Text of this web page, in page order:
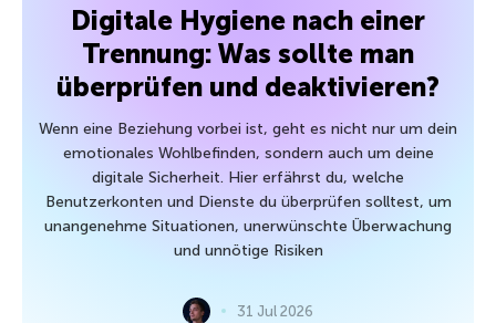
Digitale Hygiene nach einer
Trennung: Was sollte man
überprüfen und deaktivieren?
Wenn eine Beziehung vorbei ist, geht es nicht nur um dein
emotionales Wohlbefinden, sondern auch um deine
digitale Sicherheit. Hier erfährst du, welche
Benutzerkonten und Dienste du überprüfen solltest, um
unangenehme Situationen, unerwünschte Überwachung
und unnötige Risiken
31 Jul 2026